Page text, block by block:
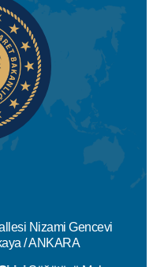
Nizami Gencevi
/ ANKARA